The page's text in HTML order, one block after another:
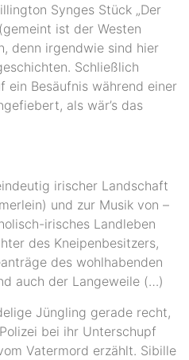
Synges Stück „Der
ist der Westen
denn irgendwie sind hier
Schließlich
ein Besäufnis während einer
als wär’s das
irischer Landschaft
und zur Musik von –
irisches Landleben
des Kneipenbesitzers,
des wohlhabenden
auch der Langeweile (…)
Jüngling gerade recht,
bei ihr Unterschupf
Vatermord erzählt. Sibille